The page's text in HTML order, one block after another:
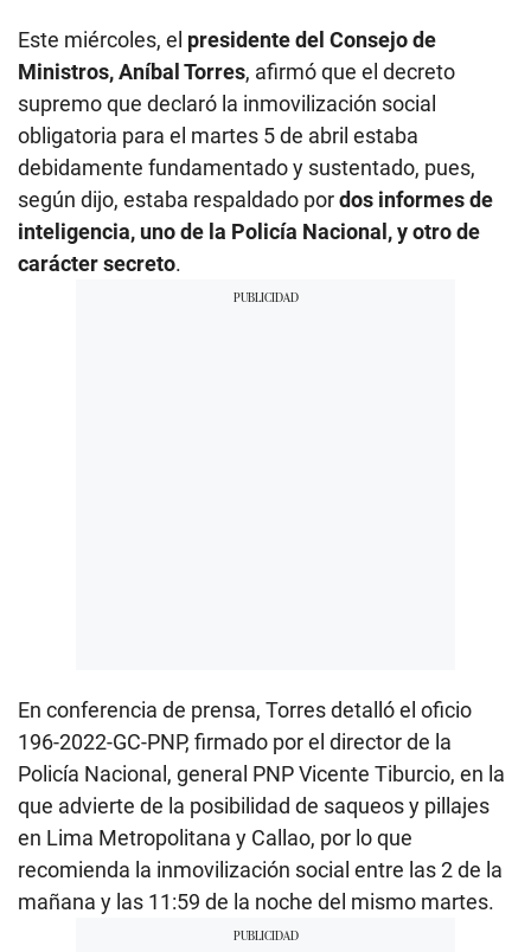
Este miércoles, el presidente del Consejo de
Ministros, Aníbal Torres, afirmó que el decreto
supremo que declaró la inmovilización social
obligatoria para el martes 5 de abril estaba
debidamente fundamentado y sustentado, pues,
según dijo, estaba respaldado pordos informes de
inteligencia, uno de la Policía Nacional, y otro de
carácter secreto.
En conferencia de prensa, Torres detalló el oficio
196-2022-GC-PNP, firmado por el director de la
Policía Nacional, general PNP Vicente Tiburcio, en la
que advierte de la posibilidad de saqueos y pillajes
en Lima Metropolitana y Callao, por lo que
recomienda la inmovilización social entre las 2 de la
mañana y las 11:59 de la noche del mismo martes.